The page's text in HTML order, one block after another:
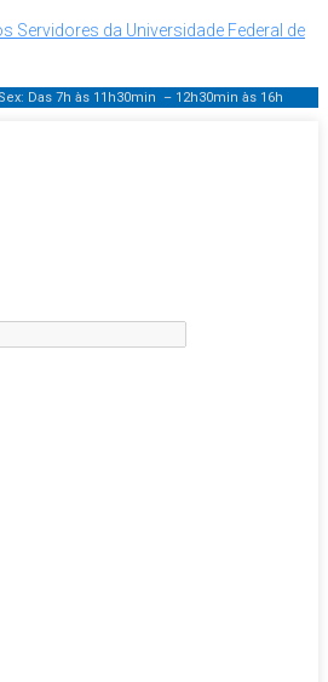
Servidores da Universidade Federal de
Das 7h às 11h30min – 12h30min às 16h